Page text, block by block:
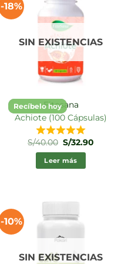
-18%
SIN EXISTENCIAS
Recíbelo hoyFitosana
Achiote (100 Cápsulas)
S/40.00 El
precio
original
era:
S/32.90
Leer más
-10%
SIN EXISTENCIAS